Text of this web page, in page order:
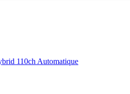
110ch Automatique